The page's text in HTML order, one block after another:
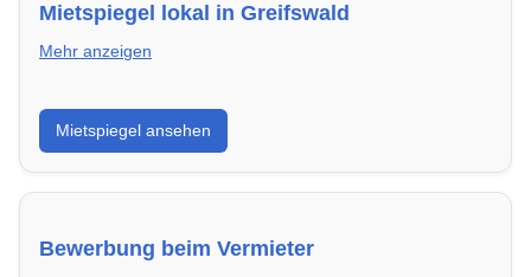
Mietspiegel lokal in Greifswald
Mehr anzeigen
Erhalte einen Überblick über die aktuellen Mietpreise
regional in Greifswald. So weißt du genau, welche
Miete fair ist und wo sich ein Vergleich lohnt.
Mietspiegel ansehen
Bewerbung beim Vermieter